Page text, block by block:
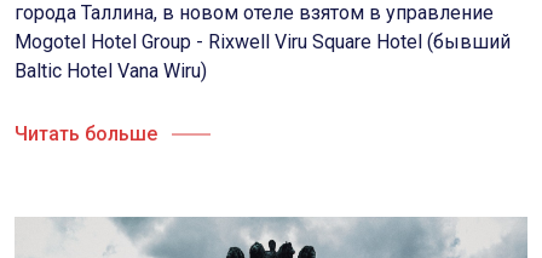
города Таллина, в новом отеле взятом в управление
Mogotel Hotel Group - Rixwell Viru Square Hotel (бывший
Baltic Hotel Vana Wiru)
Читать больше